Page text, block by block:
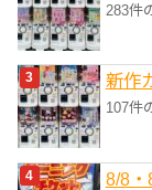
283件
新作
107件
8/8